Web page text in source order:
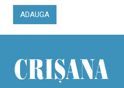
ADAUGA